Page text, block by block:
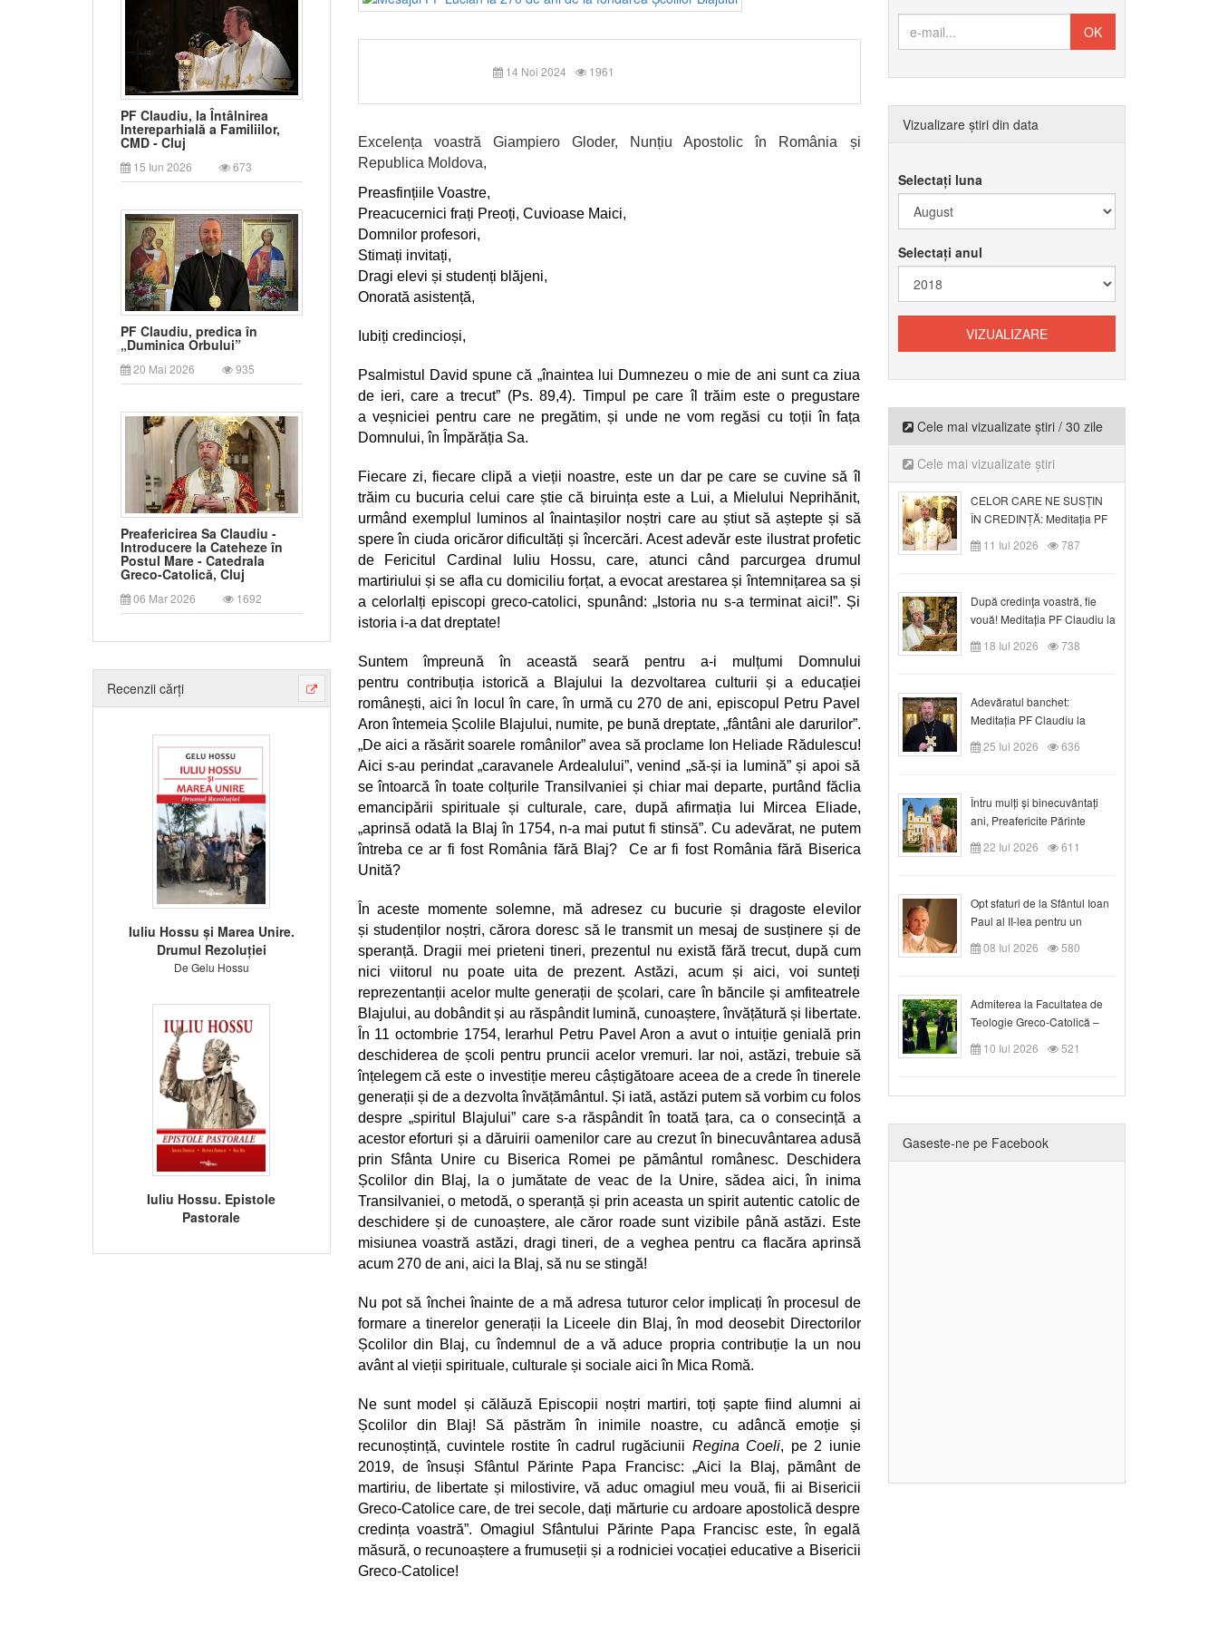
PF Claudiu, la Întâlnirea
Intereparhială a Familiilor,
CMD - Cluj
15 Iun 2026 673
PF Claudiu, predica în
„Duminica Orbului”
20 Mai 2026 935
Preafericirea Sa Claudiu -
Introducere la Cateheze în
Postul Mare - Catedrala
Greco-Catolică, Cluj
06 Mar 2026 1692
Recenzii cărți
Iuliu Hossu și Marea Unire.
Drumul Rezoluției
De Gelu Hossu
Iuliu Hossu. Epistole
Pastorale
14 Noi 2024 1961
Excelența voastră Giampiero Gloder, Nunțiu Apostolic în România și
Republica Moldova,
Preasfințiile Voastre,
Preacucernici frați Preoți, Cuvioase Maici,
Domnilor profesori,
Stimați invitați,
Dragi elevi și studenți blăjeni,
Onorată asistență,
Iubiți credincioși,
Psalmistul David spune că „înaintea lui Dumnezeu o mie de ani sunt ca ziua
de ieri, care a trecut” (Ps. 89,4). Timpul pe care îl trăim este o pregustare
a veșniciei pentru care ne pregătim, și unde ne vom regăsi cu toții în fața
Domnului, în Împărăția Sa.
Fiecare zi, fiecare clipă a vieții noastre, este un dar pe care se cuvine să îl
trăim cu bucuria celui care știe că biruința este a Lui, a Mielului Neprihănit,
urmând exemplul luminos al înaintașilor noștri care au știut să aștepte și să
spere în ciuda oricăror dificultăți și încercări. Acest adevăr este ilustrat profetic
de Fericitul Cardinal Iuliu Hossu, care, atunci când parcurgea drumul
martiriului și se afla cu domiciliu forțat, a evocat arestarea și întemnițarea sa și
a celorlalți episcopi greco-catolici, spunând: „Istoria nu s-a terminat aici!”. Și
istoria i-a dat dreptate!
Suntem împreună în această seară pentru a-i mulțumi Domnului
pentru contribuția istorică a Blajului la dezvoltarea culturii și a educației
românești, aici în locul în care, în urmă cu 270 de ani, episcopul Petru Pavel
Aron întemeia Școlile Blajului, numite, pe bună dreptate, „fântâni ale darurilor”.
„De aici a răsărit soarele românilor” avea să proclame Ion Heliade Rădulescu!
Aici s-au perindat „caravanele Ardealului”, venind „să-și ia lumină” și apoi să
se întoarcă în toate colțurile Transilvaniei și chiar mai departe, purtând făclia
emancipării spirituale și culturale, care, după afirmația lui Mircea Eliade,
„aprinsă odată la Blaj în 1754, n-a mai putut fi stinsă”. Cu adevărat, ne putem
întreba ce ar fi fost România fără Blaj? Ce ar fi fost România fără Biserica
Unită?
În aceste momente solemne, mă adresez cu bucurie și dragoste elevilor
și studenților noștri, cărora doresc să le transmit un mesaj de susținere și de
speranță. Dragii mei prieteni tineri, prezentul nu există fără trecut, după cum
nici viitorul nu poate uita de prezent. Astăzi, acum și aici, voi sunteți
reprezentanții acelor multe generații de școlari, care în băncile și amfiteatrele
Blajului, au dobândit și au răspândit lumină, cunoaștere, învățătură și libertate.
În 11 octombrie 1754, Ierarhul Petru Pavel Aron a avut o intuiție genială prin
deschiderea de școli pentru pruncii acelor vremuri. Iar noi, astăzi, trebuie să
înțelegem că este o investiție mereu câștigătoare aceea de a crede în tinerele
generații și de a dezvolta învățământul. Și iată, astăzi putem să vorbim cu folos
despre „spiritul Blajului” care s-a răspândit în toată țara, ca o consecință a
acestor eforturi și a dăruirii oamenilor care au crezut în binecuvântarea adusă
prin Sfânta Unire cu Biserica Romei pe pământul românesc. Deschidera
Școlilor din Blaj, la o jumătate de veac de la Unire, sădea aici, în inima
Transilvaniei, o metodă, o speranță și prin aceasta un spirit autentic catolic de
deschidere și de cunoaștere, ale căror roade sunt vizibile până astăzi. Este
misiunea voastră astăzi, dragi tineri, de a veghea pentru ca flacăra aprinsă
acum 270 de ani, aici la Blaj, să nu se stingă!
Nu pot să închei înainte de a mă adresa tuturor celor implicați în procesul de
formare a tinerelor generații la Liceele din Blaj, în mod deosebit Directorilor
Școlilor din Blaj, cu îndemnul de a vă aduce propria contribuție la un nou
avânt al vieții spirituale, culturale și sociale aici în Mica Romă.
Ne sunt model și călăuză Episcopii noștri martiri, toți șapte fiind alumni ai
Școlilor din Blaj! Să păstrăm în inimile noastre, cu adâncă emoție și
recunoștință, cuvintele rostite în cadrul rugăciunii Regina Coeli, pe 2 iunie
2019, de însuși Sfântul Părinte Papa Francisc: „Aici la Blaj, pământ de
martiriu, de libertate și milostivire, vă aduc omagiul meu vouă, fii ai Bisericii
Greco-Catolice care, de trei secole, dați mărturie cu ardoare apostolică despre
credința voastră”. Omagiul Sfântului Părinte Papa Francisc este, în egală
măsură, o recunoaștere a frumuseții și a rodniciei vocației educative a Bisericii
Greco-Catolice!
Vizualizare știri din data
Selectați luna
Selectați anul
Cele mai vizualizate știri / 30 zile
Cele mai vizualizate știri
CELOR CARE NE SUSȚIN
ÎN CREDINȚĂ: Meditația PF
Claudiu la Duminica a VI-a
după Rusalii
11 Iul 2026 787
După credinţa voastră, fie
vouă! Meditația PF Claudiu la
duminica a VII-a după Rusalii
18 Iul 2026 738
Adevăratul banchet:
Meditația PF Claudiu la
Duminica a VIII-a după
Rusalii
25 Iul 2026 636
Întru mulți și binecuvântați
ani, Preafericite Părinte
Claudiu!
22 Iul 2026 611
Opt sfaturi de la Sfântul Ioan
Paul al II-lea pentru un
creștin
08 Iul 2026 580
Admiterea la Facultatea de
Teologie Greco-Catolică –
Departamentul Blaj în anul
universitar 2026/2027
10 Iul 2026 521
Gaseste-ne pe Facebook